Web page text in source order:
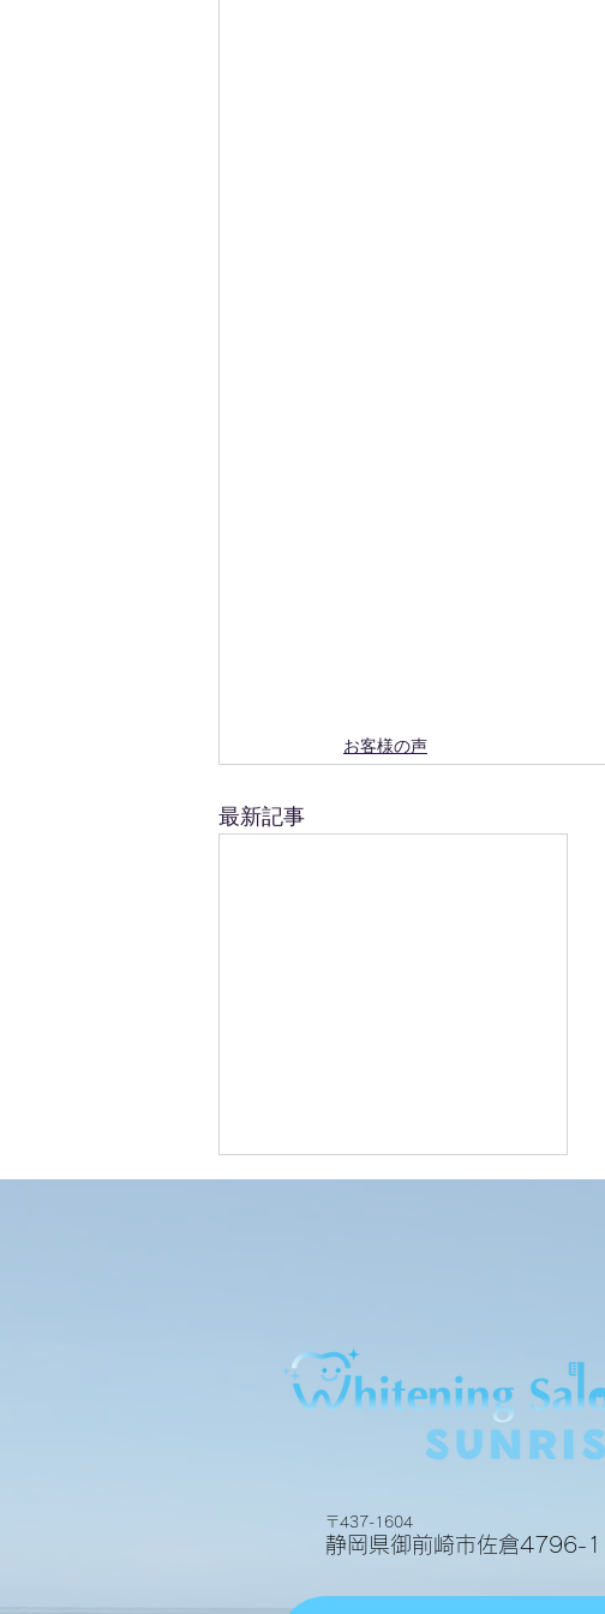
お客様の声
最新記事
〒437-1604
静岡県御前崎市佐倉4796-1